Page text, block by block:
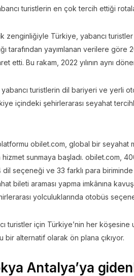
turistlerin en çok tercih ettiği
zenginliğiyle Türkiye, yabancı
tarafından yayımlanan verilere göre
etti. Bu rakam, 2022 yılının aynı
turistlerin dil bariyeri ve yerli
içindeki şehirlerarası seyahat
obilet.com, global bir seyahat
hizmet sunmaya başladı. obilet.com,
dil seçeneği ve 33 farklı para
bileti araması yapma imkânına
yolculuklarında otobüs
turistler için Türkiye’nin her
bir alternatif olarak ön plana çıkıyor.
Antalya’ya